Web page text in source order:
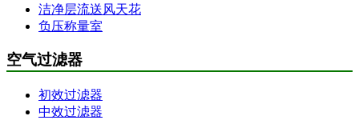
洁净层流送风天花
负压称量室
空气过滤器
初效过滤器
中效过滤器